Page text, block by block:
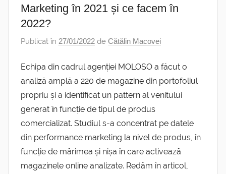
Marketing în 2021 și ce facem în
2022?
Publicat în 27/01/2022 de Cătălin Macovei
Echipa din cadrul agenției MOLOSO a făcut o
analiză amplă a 220 de magazine din portofoliul
propriu și a identificat un pattern al venitului
generat în funcție de tipul de produs
comercializat. Studiul s-a concentrat pe datele
din performance marketing la nivel de produs, în
funcție de mărimea și nișa în care activează
magazinele online analizate. Redăm în articol,